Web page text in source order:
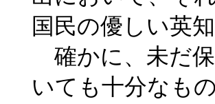
国民の優しい英
確かに、未だ
いても十分なも